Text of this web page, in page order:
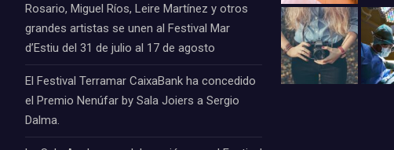
Rosario, Miguel Ríos, Leire Martínez y otros
grandes artistas se unen al Festival Mar
d’Estiu del 31 de julio al 17 de agosto
El Festival Terramar CaixaBank ha concedido
el Premio Nenúfar by Sala Joiers a Sergio
Dalma.